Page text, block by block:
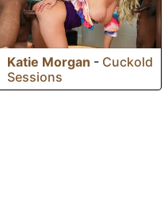
Katie Morgan - Cuckold
Sessions